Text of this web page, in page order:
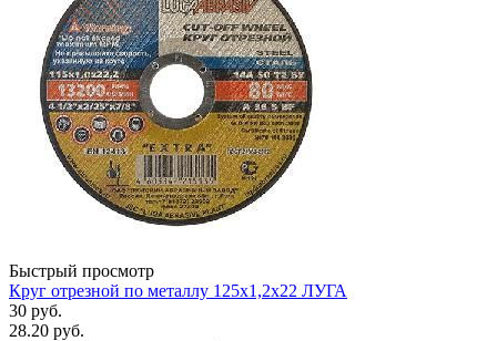
Быстрый просмотр
Круг отрезной по металлу 125х1,2х22 ЛУГА
30 руб.
28.20 руб.